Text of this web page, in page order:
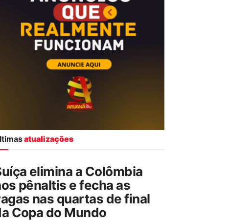
atualizações
elimina a Colômbia
pênaltis e fecha as
nas quartas de final
Copa do Mundo